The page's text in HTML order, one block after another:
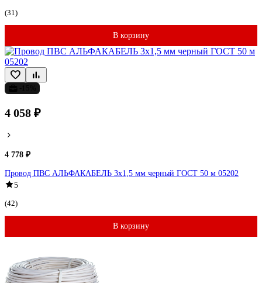
(31)
В корзину
4 058 ₽
4 778 ₽
Провод ПВС АЛЬФАКАБЕЛЬ 3х1,5 мм черный ГОСТ 50 м 05202
5
(42)
В корзину